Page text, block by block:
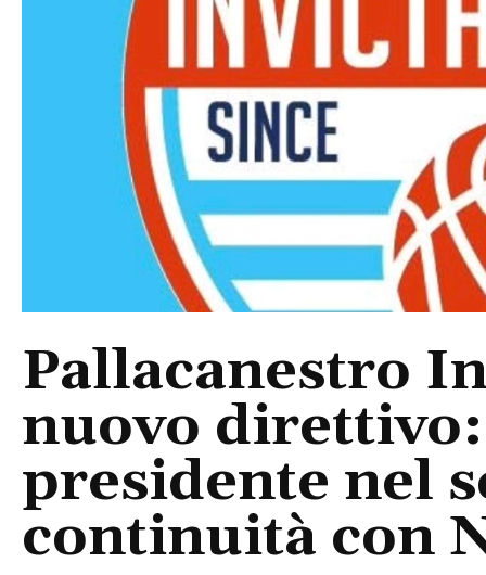
Pallacanestro
nuovo
presidente nel
continuità con